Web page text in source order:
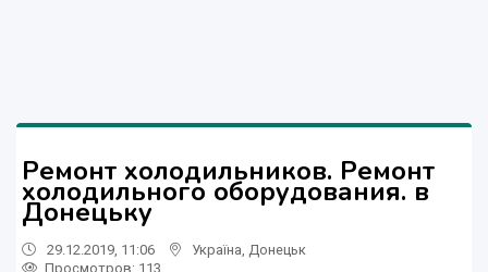
Ремонт холодильников. Ремонт
холодильного оборудования. в
Донецьку
29.12.2019, 11:06 Україна Донецьк
Просмотров: 113